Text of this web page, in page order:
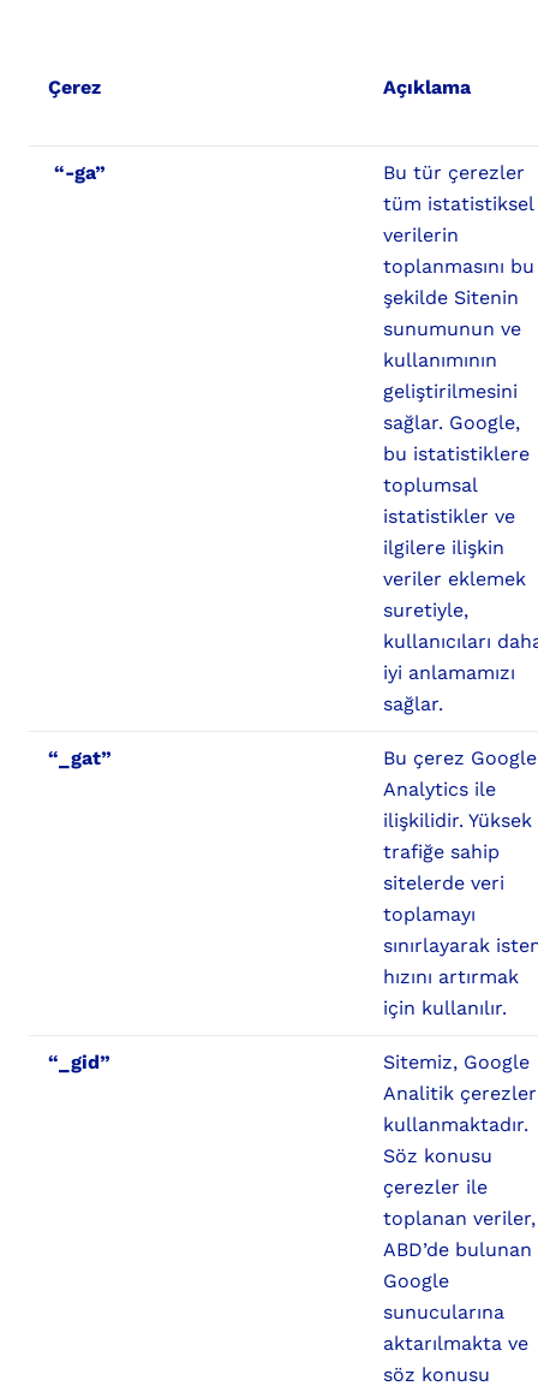
Çerez Açıklama
“-ga”
Bu tür çerezler
tüm istatistiksel
verilerin
toplanmasını bu
şekilde Sitenin
sunumunun ve
kullanımının
geliştirilmesini
sağlar. Google,
bu istatistiklere
toplumsal
istatistikler ve
ilgilere ilişkin
veriler eklemek
suretiyle,
kullanıcıları
iyi anlamamızı
sağlar.
“_gat”
Bu çerez Google
Analytics ile
ilişkilidir. Yüksek
trafiğe sahip
sitelerde veri
toplamayı
sınırlayarak
hızını artırmak
için kullanılır.
“_gid”
Sitemiz, Google
Analitik
kullanmaktadır.
Söz konusu
çerezler ile
toplanan veriler,
ABD’de bulunan
Google
sunucularına
aktarılmakta ve
söz konusu